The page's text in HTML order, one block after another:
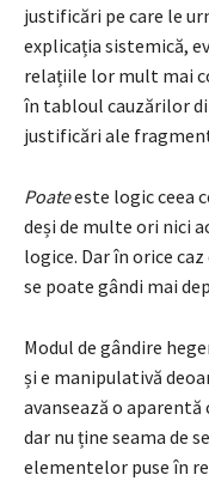
justificări pe care le
explicația sistemică,
relațiile lor mult mai
în tabloul cauzărilor
justificări ale
Poateeste logic ceea
deși de multe ori nici
logice. Dar în orice caz
se poate gândi mai
Modul de gândire
și e manipulativă
avansează o
dar nu ține seama de
elementelor puse în